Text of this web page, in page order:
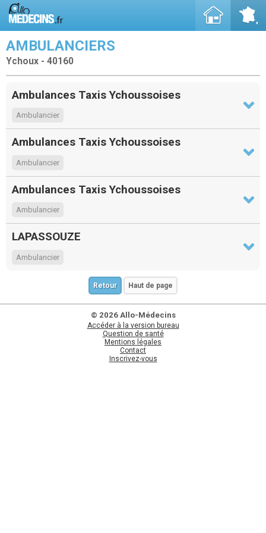
AMBULANCIERS
Ychoux - 40160
Ambulances Taxis Ychoussoises
Ambulancier
Ambulances Taxis Ychoussoises
Ambulancier
Ambulances Taxis Ychoussoises
Ambulancier
LAPASSOUZE
Ambulancier
Retour Haut de page
© 2026 Allo-Médecins
Accéder à la version bureau
Question de santé
Mentions légales
Contact
Inscrivez-vous